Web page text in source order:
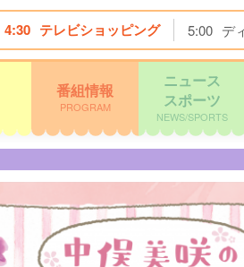
4:30 テレビショッピング 5:00 デ
番組情報
PROGRAM
ニュース
スポーツ
NEWS/SPORTS